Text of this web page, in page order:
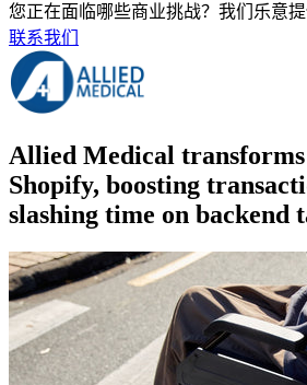
您正在面临哪些商业挑战？我们乐意提
联系我们
Allied Medical
Shopify, boosting
slashing time on backend